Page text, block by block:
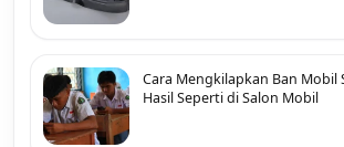
Cara Mengkilapkan Ban Mobil
Hasil Seperti di Salon Mobil